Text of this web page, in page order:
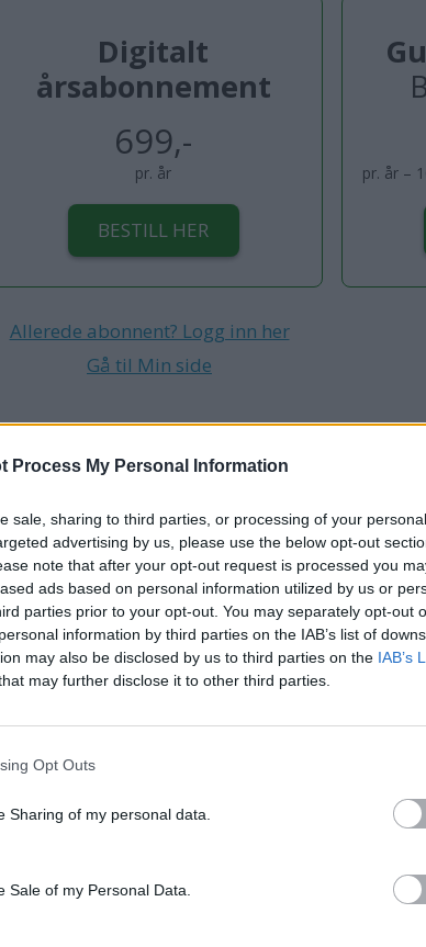
Process My Personal Information
sale, sharing to third parties, or processing of your
advertising by us, please use the below opt-out
note that after your opt-out request is processed you
ads based on personal information utilized by us or
parties prior to your opt-out. You may separately opt-out
information by third parties on the IAB’s list of
may also be disclosed by us to third parties on the IAB’s
may further disclose it to other third parties.
Opt Outs
Sharing of my personal data.
Sale of my Personal Data.
Digitalt
årsabonnement
699,-
pr. år
BESTILL HER
pr. år –
Allerede abonnent? Logg inn her
Gå til Min side
UTGAVE NR 14 2009 BM200914